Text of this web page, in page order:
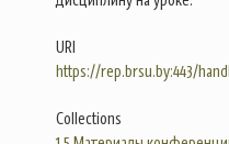
URI
https://rep.brsu.by:443/
Collections